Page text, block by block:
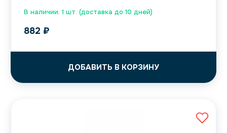
В наличии: 1 шт. (доставка до 10 дней)
882 ₽
ДОБАВИТЬ В КОРЗИНУ